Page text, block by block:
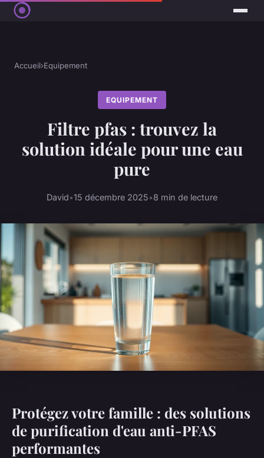
Accueil›Equipement
EQUIPEMENT
Filtre pfas : trouvez la
solution idéale pour une eau
pure
David•15 décembre 2025•8 min de lecture
Protégez votre famille : des solutions
de purification d'eau anti-PFAS
performantes